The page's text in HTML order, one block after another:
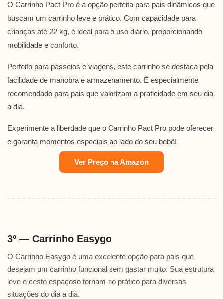
O Carrinho Pact Pro é a opção perfeita para pais dinâmicos que
buscam um carrinho leve e prático. Com capacidade para
crianças até 22 kg, é ideal para o uso diário, proporcionando
mobilidade e conforto.
Perfeito para passeios e viagens, este carrinho se destaca pela
facilidade de manobra e armazenamento. É especialmente
recomendado para pais que valorizam a praticidade em seu dia
a dia.
Experimente a liberdade que o Carrinho Pact Pro pode oferecer
e garanta momentos especiais ao lado do seu bebê!
Ver Preço na Amazon
3º — Carrinho Easygo
O Carrinho Easygo é uma excelente opção para pais que
desejam um carrinho funcional sem gastar muito. Sua estrutura
leve e cesto espaçoso tornam-no prático para diversas
situações do dia a dia.